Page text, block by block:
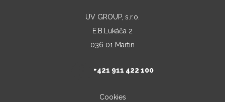
UV GROUP, s.r.o.
E.B.Lukáča 2
036 01 Martin
+421 911 422 100
Cookies